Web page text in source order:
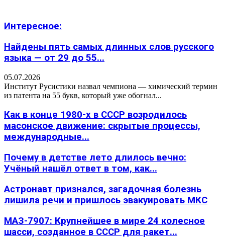
Интересное:
Найдены пять самых длинных слов русского
языка — от 29 до 55...
05.07.2026
Институт Русистики назвал чемпиона — химический термин
из патента на 55 букв, который уже обогнал...
Как в конце 1980-х в СССР возродилось
масонское движение: скрытые процессы,
международные...
Почему в детстве лето длилось вечно:
Учёный нашёл ответ в том, как...
Астронавт признался, загадочная болезнь
лишила речи и пришлось эвакуировать МКС
МАЗ-7907: Крупнейшее в мире 24 колесное
шасси, созданное в СССР для ракет...